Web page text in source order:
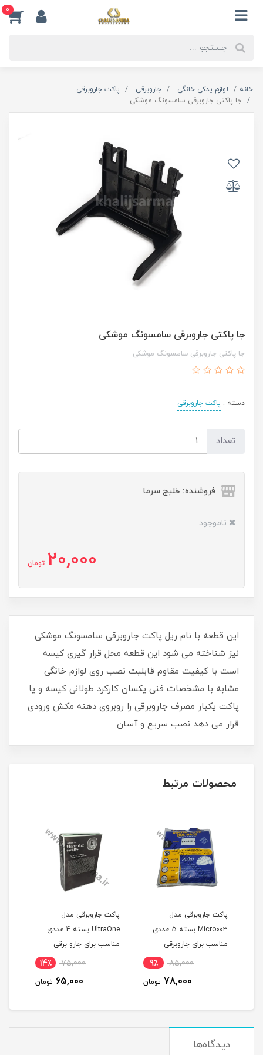
0
خانه لوازم یدکی خانگی جاروبرقی
پاکت جاروبرقی
جا پاکتی جاروبرقی سامسونگ موشکی
جا پاکتی جاروبرقی سامسونگ موشکی
جا پاکتی جاروبرقی سامسونگ موشکی
دسته : پاکت جاروبرقی
تعداد
فروشنده: خلیج سرما
ناموجود
20,000 تومان
این قطعه با نام ریل پاکت جاروبرقی سامسونگ موشکی
نیز شناخته می شود این قطعه محل قرار گیری کیسه
است با کیفیت مقاوم قابلیت نصب روی لوازم خانگی
مشابه با مشخصات فنی یکسان کارکرد طولانی کیسه و یا
پاکت یکبار مصرف جاروبرقی را روبروی دهنه مکش ورودی
قرار می دهد نصب سریع و آسان
محصولات مرتبط
پاکت جاروبرقی مدل
Micro003 بسته 5 عددی
مناسب برای جاروبرقی
85,000 9٪
78,000 تومان
پاکت جاروبرقی مدل
UltraOne بسته 4 عددی
مناسب برای جارو برقی
فیلیپس و الکترو لوکس
75,000 14٪
65,000 تومان
دیدگاه‌ها